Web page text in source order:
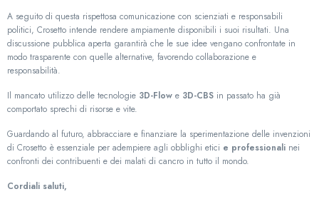
A seguito di questa rispettosa comunicazione con scienziati e responsabili
politici, Crosetto intende rendere ampiamente disponibili i suoi risultati. Una
discussione pubblica aperta garantirà che le sue idee vengano confrontate in
modo trasparente con quelle alternative, favorendo collaborazione e
responsabilità.
Il mancato utilizzo delle tecnologie 3D-Flow e 3D-CBS in passato ha già
comportato sprechi di risorse e vite.
Guardando al futuro, abbracciare e finanziare la sperimentazione delle invenzioni
di Crosetto è essenziale per adempiere agli obblighi etici e professionali nei
confronti dei contribuenti e dei malati di cancro in tutto il mondo.
Cordiali saluti,